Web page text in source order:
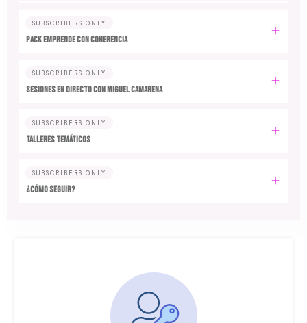
SUBSCRIBERS ONLY
PACK EMPRENDE CON COHERENCIA
SUBSCRIBERS ONLY
SESIONES EN DIRECTO CON MIGUEL CAMARENA
SUBSCRIBERS ONLY
TALLERES TEMÁTICOS
SUBSCRIBERS ONLY
¿CÓMO SEGUIR?